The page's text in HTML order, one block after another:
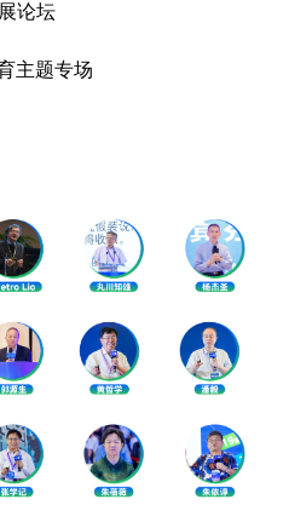
论坛
主题专场